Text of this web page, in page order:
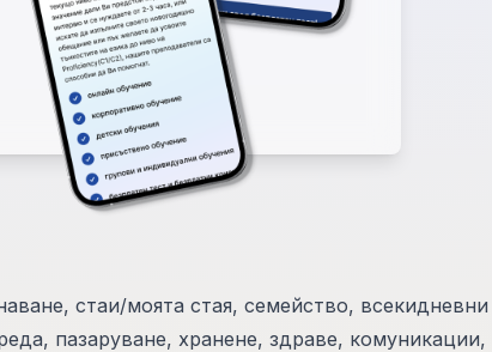
стаи/моята стая, семейство, всекидневни
пазаруване, хранене, здраве, комуникации,